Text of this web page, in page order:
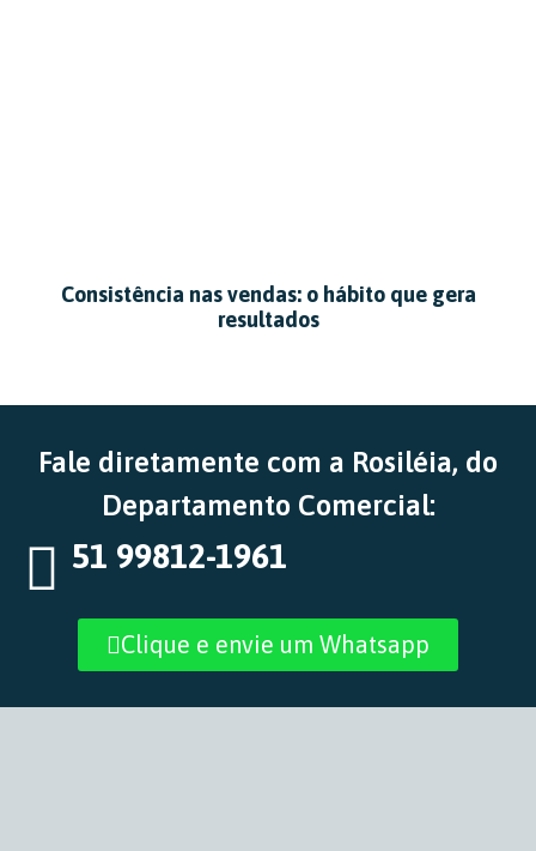
Consistência nas vendas: o hábito que gera
resultados
Fale diretamente com a Rosiléia, do
Departamento Comercial:
51 99812-1961
Clique e envie um Whatsapp